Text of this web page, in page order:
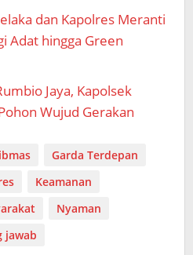
dan Kapolres Meranti
Adat hingga Green
Jaya, Kapolsek
Wujud Gerakan
Garda Terdepan
Keamanan
Nyaman
jawab